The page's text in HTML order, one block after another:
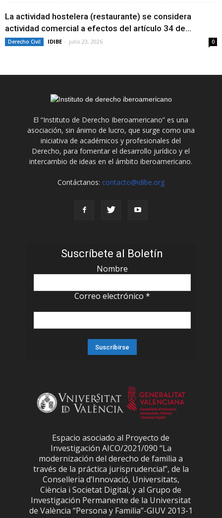
La actividad hostelera (restaurante) se considera
actividad comercial a efectos del artículo 34 de...
Derecho Civil IDIBE - julio 23, 2026 0
El “Instituto de Derecho Iberoamericano” es una
asociación, sin ánimo de lucro, que surge como una
iniciativa de académicos y profesionales del
Derecho, para fomentar el desarrollo jurídico y el
intercambio de ideas en el ámbito iberoamericano.
Contáctanos: contacto@idibe.org
Suscríbete al Boletín
Nombre
Correo electrónico *
Espacio asociado al Proyecto de
Investigación AICO/2021/090 “La
modernización del derecho de familia a
través de la práctica jurisprudencial”, de la
Conselleria d’Innovació, Universitats,
Ciència i Societat Digital, y al Grupo de
Investigación Permanente de la Universitat
de València “Persona y Familia”-GIUV 2013-1